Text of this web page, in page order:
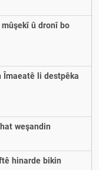
û dronî bo
Îmaeatê li destpêka
weşandin
hinarde bikin